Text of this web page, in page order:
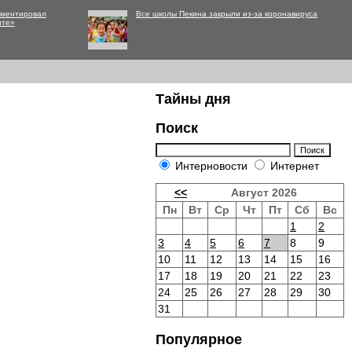
Все школы Пекина закрыли из-за коронавируса
Тайны дня
Поиск
Интерновости Интернет
<<
Август 2026
Пн
Вт Ср Чт Пт Сб
Вс
1
2
3
4 5 6 7 8
9
10
11 12 13 14 15
16
17
18 19 20 21 22
23
24
25 26 27 28 29
30
31
Популярное